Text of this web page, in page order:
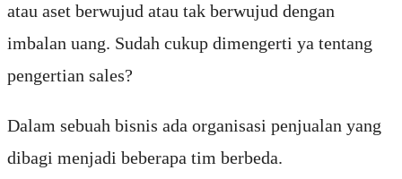
atau aset berwujud atau tak berwujud dengan
imbalan uang. Sudah cukup dimengerti ya tentang
pengertian sales?
Dalam sebuah bisnis ada organisasi penjualan yang
dibagi menjadi beberapa tim berbeda.